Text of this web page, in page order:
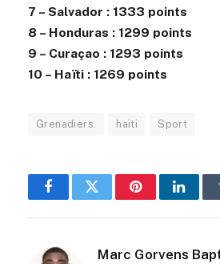
7 – Salvador : 1333 points
8 – Honduras : 1299 points
9 – Curaçao : 1293 points
10 – Haïti : 1269 points
Grenadiers. haiti Sport
FacebookTwitterPinterest
Marc Gorvens